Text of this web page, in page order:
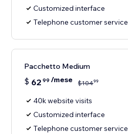
Customized interface
Telephone customer service
Pacchetto Medium
$ 62 99 /mese $10499
40k website visits
Customized interface
Telephone customer service